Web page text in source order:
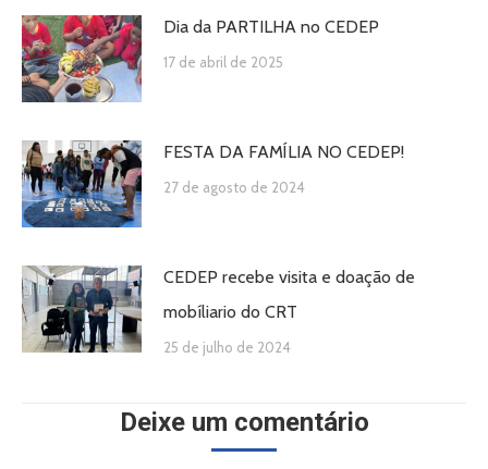
Dia da PARTILHA no CEDEP
17 de abril de 2025
FESTA DA FAMÍLIA NO CEDEP!
27 de agosto de 2024
CEDEP recebe visita e doação de
mobíliario do CRT
25 de julho de 2024
Deixe um comentário